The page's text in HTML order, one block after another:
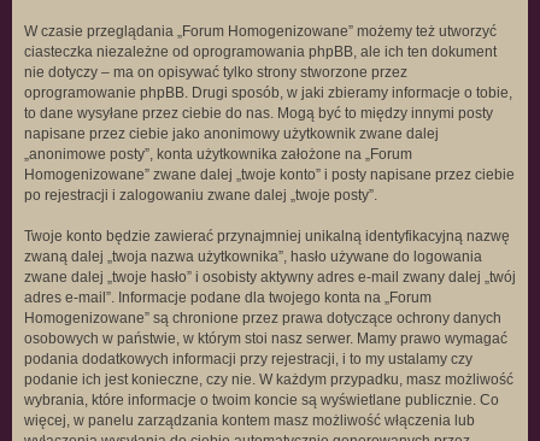
W czasie przeglądania „Forum Homogenizowane” możemy też utworzyć
ciasteczka niezależne od oprogramowania phpBB, ale ich ten dokument
nie dotyczy – ma on opisywać tylko strony stworzone przez
oprogramowanie phpBB. Drugi sposób, w jaki zbieramy informacje o tobie,
to dane wysyłane przez ciebie do nas. Mogą być to między innymi posty
napisane przez ciebie jako anonimowy użytkownik zwane dalej
„anonimowe posty”, konta użytkownika założone na „Forum
Homogenizowane” zwane dalej „twoje konto” i posty napisane przez ciebie
po rejestracji i zalogowaniu zwane dalej „twoje posty”.
Twoje konto będzie zawierać przynajmniej unikalną identyfikacyjną nazwę
zwaną dalej „twoja nazwa użytkownika”, hasło używane do logowania
zwane dalej „twoje hasło” i osobisty aktywny adres e-mail zwany dalej „twój
adres e-mail”. Informacje podane dla twojego konta na „Forum
Homogenizowane” są chronione przez prawa dotyczące ochrony danych
osobowych w państwie, w którym stoi nasz serwer. Mamy prawo wymagać
podania dodatkowych informacji przy rejestracji, i to my ustalamy czy
podanie ich jest konieczne, czy nie. W każdym przypadku, masz możliwość
wybrania, które informacje o twoim koncie są wyświetlane publicznie. Co
więcej, w panelu zarządzania kontem masz możliwość włączenia lub